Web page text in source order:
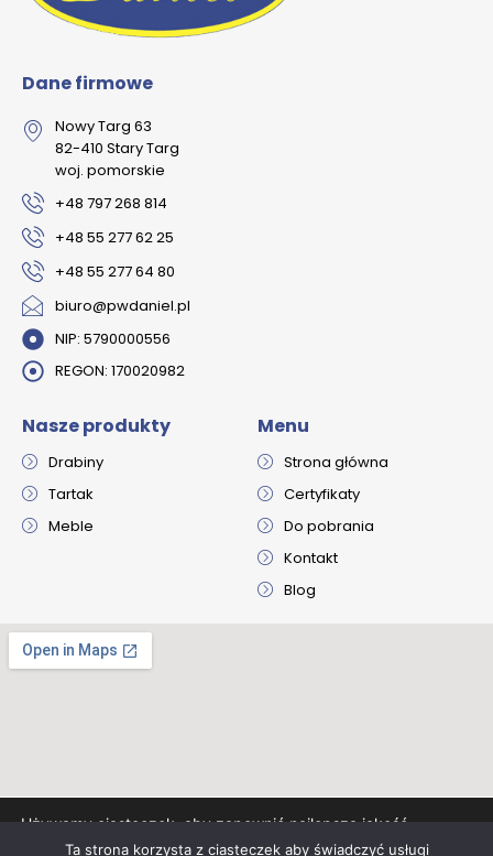
Dane firmowe
Nowy Targ 63
82-410 Stary Targ
woj. pomorskie
+48 797 268 814
+48 55 277 62 25
+48 55 277 64 80
biuro@pwdaniel.pl
NIP: 5790000556​
REGON: 170020982
Nasze produkty
Drabiny
Tartak
Meble
Menu
Strona główna
Certyfikaty
Do pobrania
Kontakt
Blog
Używamy ciasteczek, aby zapewnić najlepszą jakość
korzystania z naszej witryny.
Ta strona korzysta z ciasteczek aby świadczyć usługi